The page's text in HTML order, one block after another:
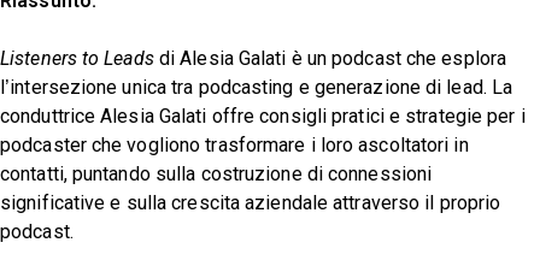
Listeners to Leadsdi Alesia Galati è un podcast che esplora
l’intersezione unica tra podcasting e generazione di lead. La
conduttrice Alesia Galati offre consigli pratici e strategie per i
podcaster che vogliono trasformare i loro ascoltatori in
contatti, puntando sulla costruzione di connessioni
significative e sulla crescita aziendale attraverso il proprio
podcast.